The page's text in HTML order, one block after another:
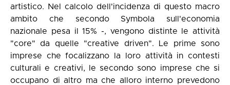
artistico. Nel calcolo dell'incidenza di questo macro
ambito che secondo Symbola sull'economia
nazionale pesa il 15% -, vengono distinte le attività
"core" da quelle "creative driven". Le prime sono
imprese che focalizzano la loro attività in contesti
culturali e creativi, le secondo sono imprese che si
occupano di altro ma che alloro interno prevedono